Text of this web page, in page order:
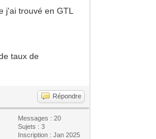
j'ai trouvé en GTL
taux de
Répondre
Messages : 20
Sujets : 3
Inscription : Jan 2025